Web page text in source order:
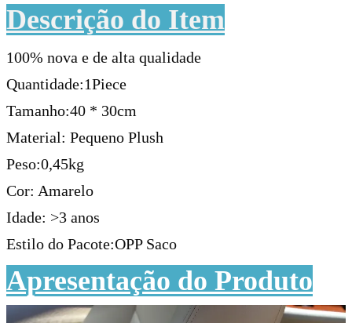
Descrição do Item
100% nova e de alta qualidade
Quantidade:1Piece
Tamanho:40 * 30cm
Material: Pequeno Plush
Peso:0,45kg
Cor: Amarelo
Idade: >3 anos
Estilo do Pacote:OPP Saco
Apresentação do Produto